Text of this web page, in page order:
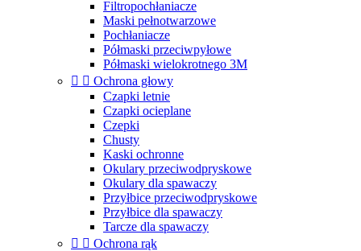
Filtropochłaniacze
Maski pełnotwarzowe
Pochłaniacze
Półmaski przeciwpyłowe
Półmaski wielokrotnego 3M
  Ochrona głowy
Czapki letnie
Czapki ocieplane
Czepki
Chusty
Kaski ochronne
Okulary przeciwodpryskowe
Okulary dla spawaczy
Przyłbice przeciwodpryskowe
Przyłbice dla spawaczy
Tarcze dla spawaczy
  Ochrona rąk